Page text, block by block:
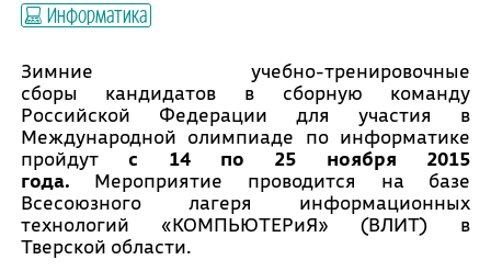
Информатика
Зимние учебно-тренировочные
сборы кандидатов в сборную команду
Российской Федерации для участия в
Международной олимпиаде по информатике
пройдутс 14 по 25 ноября 2015
года. Мероприятие проводится на базе
Всесоюзного лагеря информационных
технологий «КОМПЬЮТЕРиЯ» (ВЛИТ) в
Тверской области.